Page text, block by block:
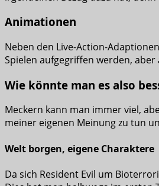
Animationen
Neben den Live-Action-
Spielen aufgegriffen werden,
Wie könnte man es also
Meckern kann man immer viel,
meiner eigenen Meinung zu tun
Welt borgen, eigene Charaktere
Da sich Resident Evil um